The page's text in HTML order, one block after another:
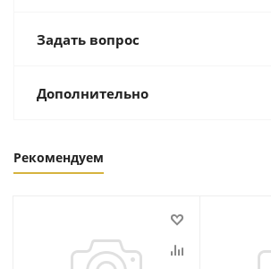
Задать вопрос
Дополнительно
Рекомендуем